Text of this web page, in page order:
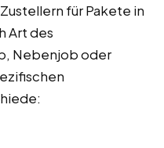
für Pakete in
Art des
Nebenjob oder